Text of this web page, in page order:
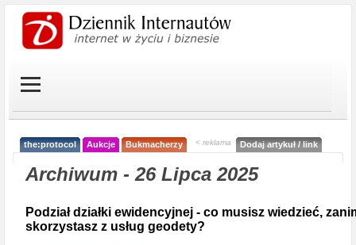
the:protocol Aukcje Bukmacherzy < reklama Dodaj artykuł / link
Archiwum - 26 Lipca 2025
Podział działki ewidencyjnej - co musisz wiedzieć,
skorzystasz z usług geodety?